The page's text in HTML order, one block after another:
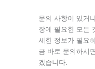
문의 사항이 있거
장에 필요한 모든
세한 정보가 필요
금 바로 문의하시
겠습니다.